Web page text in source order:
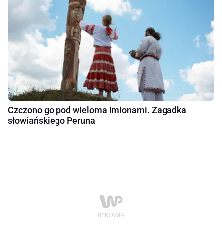
Czczono go pod wieloma imionami. Zagadka
słowiańskiego Peruna